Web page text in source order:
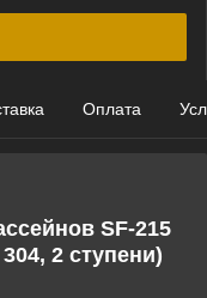
Оплата
SF-215
2 ступени)